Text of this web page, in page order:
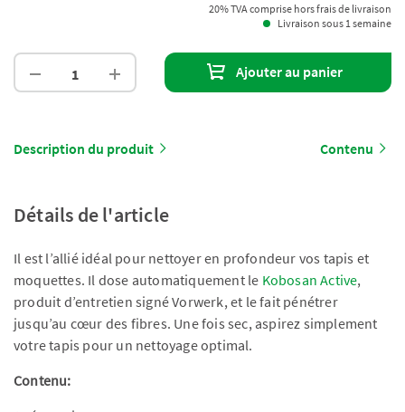
20% TVA comprise hors frais de livraison
Livraison sous 1 semaine
Ajouter au panier
Description du produit Contenu
Détails de l'article
Il est l’allié idéal pour nettoyer en profondeur vos tapis et
moquettes. Il dose automatiquement le Kobosan Active,
produit d’entretien signé Vorwerk, et le fait pénétrer
jusqu’au cœur des fibres. Une fois sec, aspirez simplement
votre tapis pour un nettoyage optimal.
Contenu: